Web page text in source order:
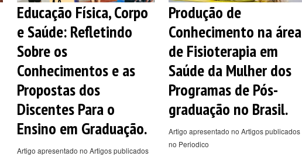
Educação Física, Corpo
e Saúde: Refletindo
Sobre os
Conhecimentos e as
Propostas dos
Discentes Para o
Ensino em Graduação.
Artigo apresentado no Artigos publicados
Produção de
Conhecimento na área
de Fisioterapia em
Saúde da Mulher dos
Programas de Pós-
graduação no Brasil.
Artigo apresentado no Artigos publicados
no Periodico